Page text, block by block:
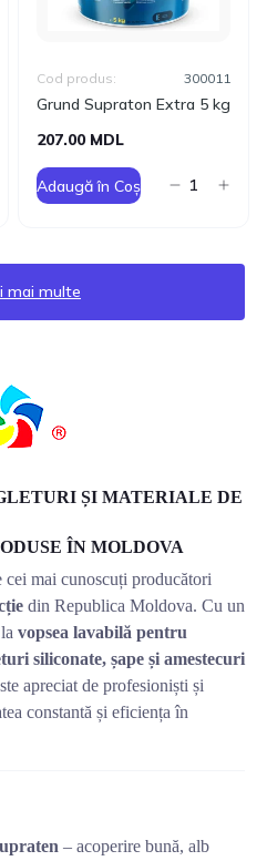
Grund Supraton Extra 5 kg
Cod produs: 300011
207.00 MDL
Adaugă în Coș
mai multe
ȘI MATERIALE DE
ÎN MOLDOVA
cei mai cunoscuți producători
din Republica Moldova. Cu un
vopsea lavabilă pentru
siliconate, șape și amestecuri
apreciat de profesioniști și
constantă și eficiența în
– acoperire bună, alb